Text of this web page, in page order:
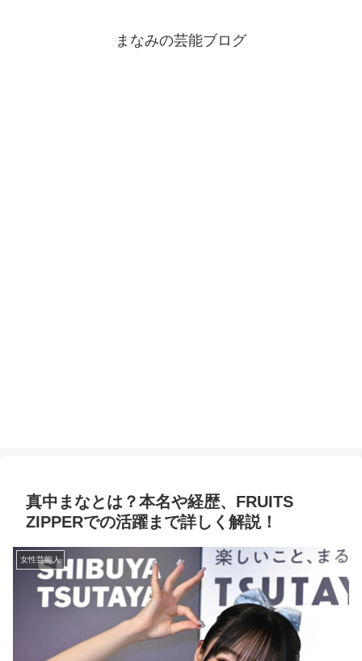
まなみの芸能ブログ
真中まなとは？本名や経歴、FRUITS
ZIPPERでの活躍まで詳しく解説！
女性芸能人